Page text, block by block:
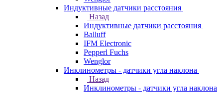
Индуктивные датчики расстояния
Назад
Индуктивные датчики расстояния
Balluff
IFM Electronic
Pepperl Fuchs
Wenglor
Инклинометры - датчики угла наклона
Назад
Инклинометры - датчики угла наклона